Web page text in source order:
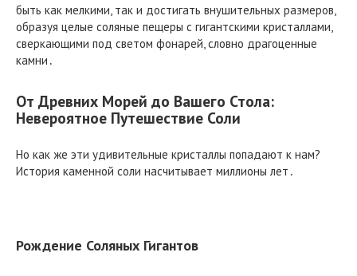
быть как мелкими, так и достигать внушительных размеров,
образуя целые соляные пещеры с гигантскими кристаллами,
сверкающими под светом фонарей, словно драгоценные
камни․
От Древних Морей до Вашего Стола:
Невероятное Путешествие Соли
Но как же эти удивительные кристаллы попадают к нам?
История каменной соли насчитывает миллионы лет․
Рождение Соляных Гигантов